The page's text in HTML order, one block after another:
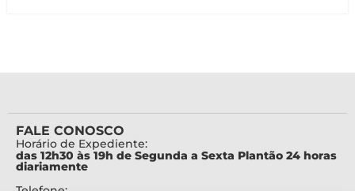
FALE CONOSCO
Horário de Expediente:
das 12h30 às 19h de Segunda a Sexta Plantão 24 horas
diariamente